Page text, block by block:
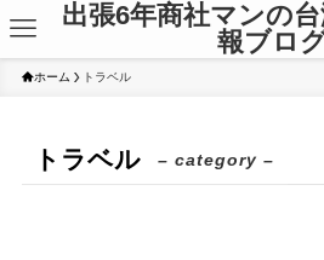
出張6年商社マンの
報ブロ
ホーム トラベル
トラベル – category –